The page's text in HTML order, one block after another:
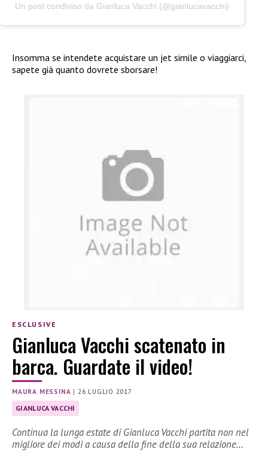
Un post condiviso da Gianluca Vacchi (@gianlucavacchi)
Insomma se intendete acquistare un jet simile o viaggiarci,
sapete già quanto dovrete sborsare!
ESCLUSIVE
Gianluca Vacchi scatenato in
barca. Guardate il video!
MAURA MESSINA | 26 LUGLIO 2017
GIANLUCA VACCHI
Continua la lunga estate di Gianluca Vacchi partita non nel
migliore dei modi a causa della fine della sua relazione…